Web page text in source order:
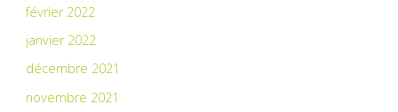
février 2022
janvier 2022
décembre 2021
novembre 2021